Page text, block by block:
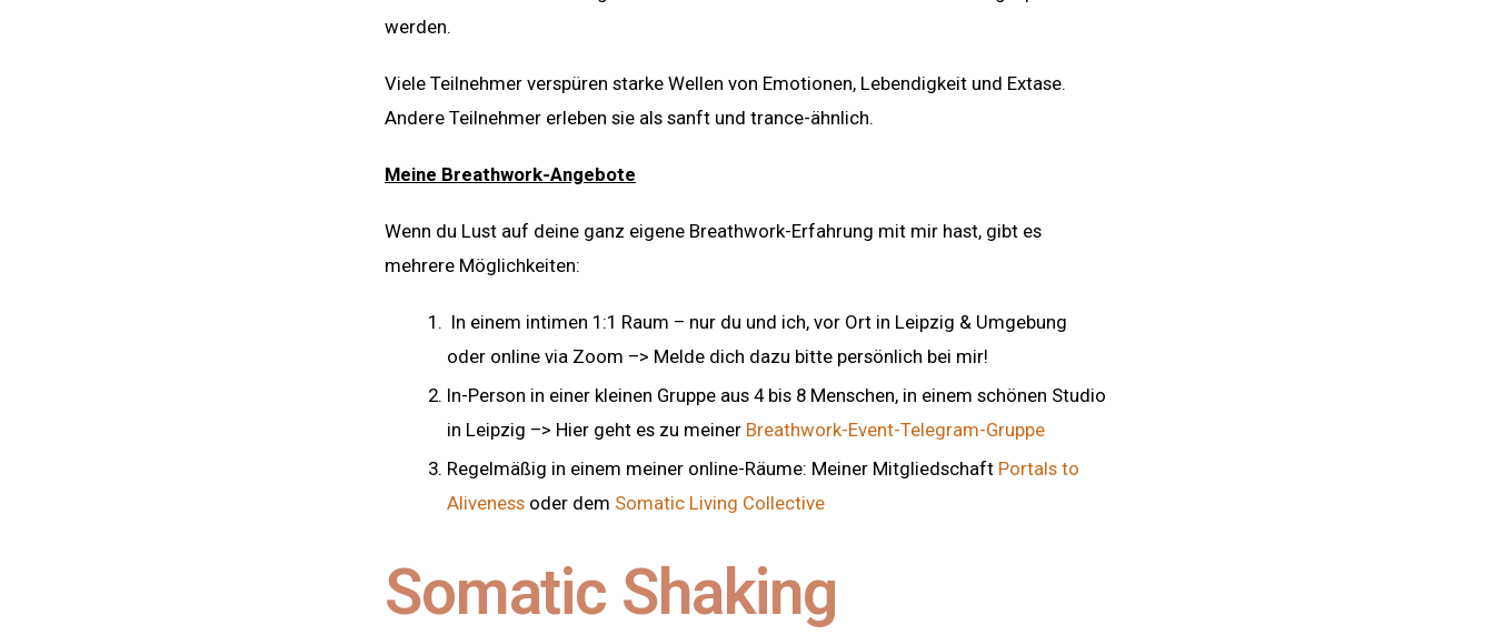
werden.
Viele Teilnehmer verspüren starke Wellen von Emotionen, Lebendigkeit und Extase.
Andere Teilnehmer erleben sie als sanft und trance-ähnlich.
Meine Breathwork-Angebote
Wenn du Lust auf deine ganz eigene Breathwork-Erfahrung mit mir hast, gibt es
mehrere Möglichkeiten:
In einem intimen 1:1 Raum – nur du und ich, vor Ort in Leipzig & Umgebung
oder online via Zoom –> Melde dich dazu bitte persönlich bei mir!
In-Person in einer kleinen Gruppe aus 4 bis 8 Menschen, in einem schönen Studio
in Leipzig –> Hier geht es zu meiner Breathwork-Event-Telegram-Gruppe
Regelmäßig in einem meiner online-Räume: Meiner Mitgliedschaft Portals to
Aliveness oder dem Somatic Living Collective
Somatic Shaking